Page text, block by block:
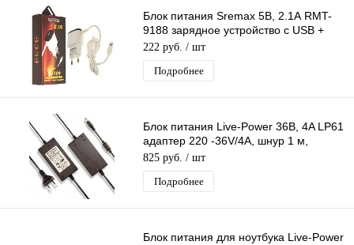
Блок питания Sremax 5В, 2.1А RMT-
9188 зарядное устройство с USB +
кабель Iphone 1,2 м черный
222 руб. / шт
Подробнее
Блок питания Live-Power 36В, 4A LP61
адаптер 220 -36V/4A, шнур 1 м,
штекер 5.5*2,5 мм
825 руб. / шт
Подробнее
Блок питания для ноутбука Live-Power